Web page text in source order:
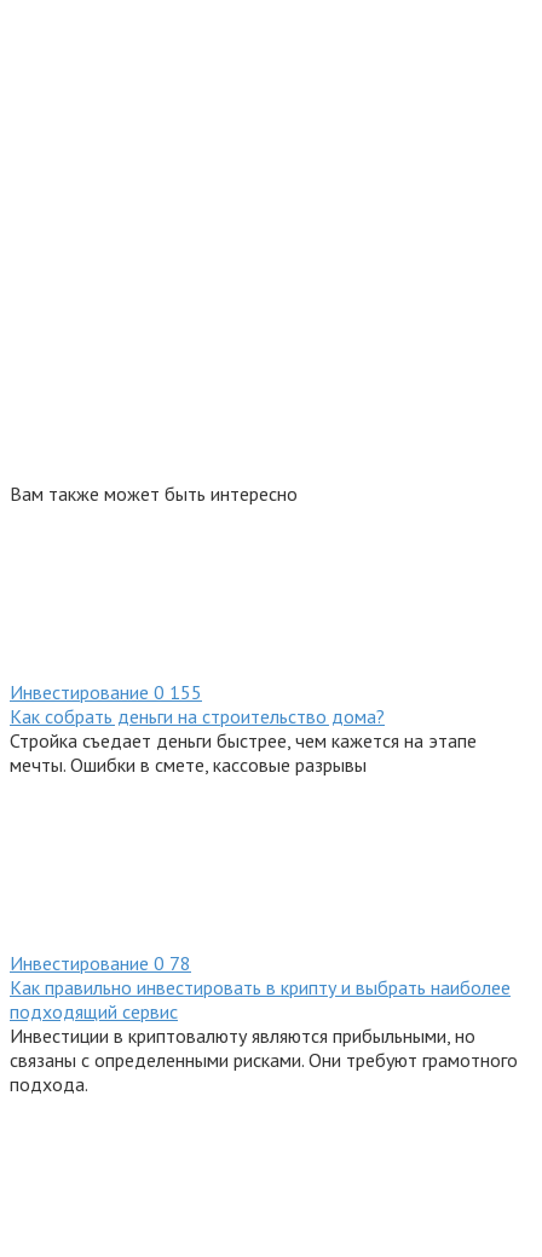
Вам также может быть интересно
Инвестирование 0 155
Как собрать деньги на строительство дома?
Стройка съедает деньги быстрее, чем кажется на этапе
мечты. Ошибки в смете, кассовые разрывы
Инвестирование 0 78
Как правильно инвестировать в крипту и выбрать наиболее
подходящий сервис
Инвестиции в криптовалюту являются прибыльными, но
связаны с определенными рисками. Они требуют грамотного
подхода.